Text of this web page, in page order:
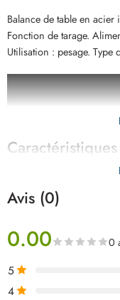
Balance de table en
Fonction de tarage.
Utilisation : pesage. Type
Caractéristiques
Avis (0)
0.00 0
5
4